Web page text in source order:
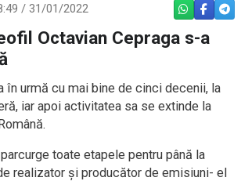
/ 31/01/2022 WHATSAPP
Octavian Cepraga s-a
în urmă cu mai bine de cinci decenii, la
iar apoi activitatea sa se extinde la
toate etapele pentru până la
realizator și producător de emisiuni- el